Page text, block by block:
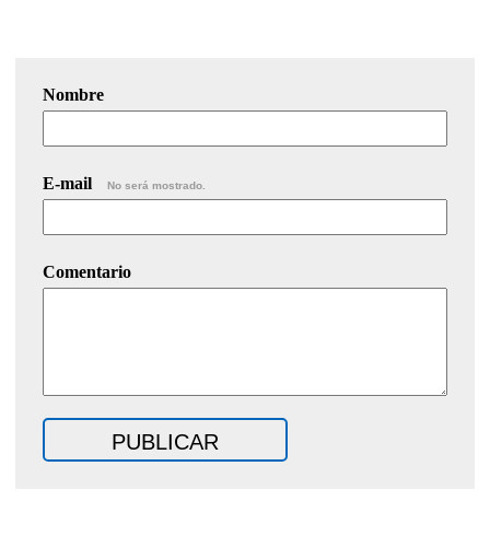
Nombre
E-mail No será mostrado.
Comentario